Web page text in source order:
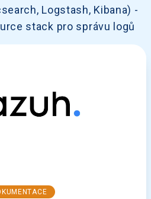
Logstash, Kibana) -
stack pro správu logů